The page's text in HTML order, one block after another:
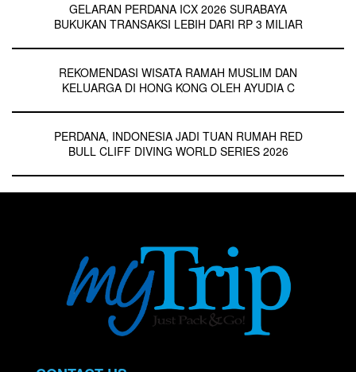
GELARAN PERDANA ICX 2026 SURABAYA
BUKUKAN TRANSAKSI LEBIH DARI RP 3 MILIAR
REKOMENDASI WISATA RAMAH MUSLIM DAN
KELUARGA DI HONG KONG OLEH AYUDIA C
PERDANA, INDONESIA JADI TUAN RUMAH RED
BULL CLIFF DIVING WORLD SERIES 2026